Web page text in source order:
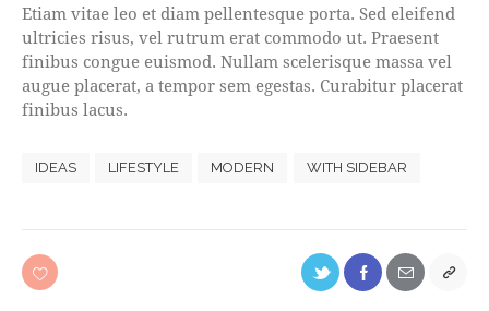
Etiam vitae leo et diam pellentesque porta. Sed eleifend
ultricies risus, vel rutrum erat commodo ut. Praesent
finibus congue euismod. Nullam scelerisque massa vel
augue placerat, a tempor sem egestas. Curabitur placerat
finibus lacus.
IDEAS LIFESTYLE MODERN WITH SIDEBAR